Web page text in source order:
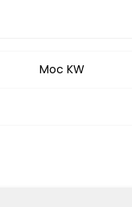
Moc KW